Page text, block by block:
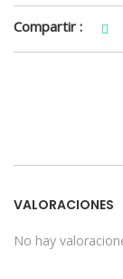
Compartir :
VALORACIONES
No hay